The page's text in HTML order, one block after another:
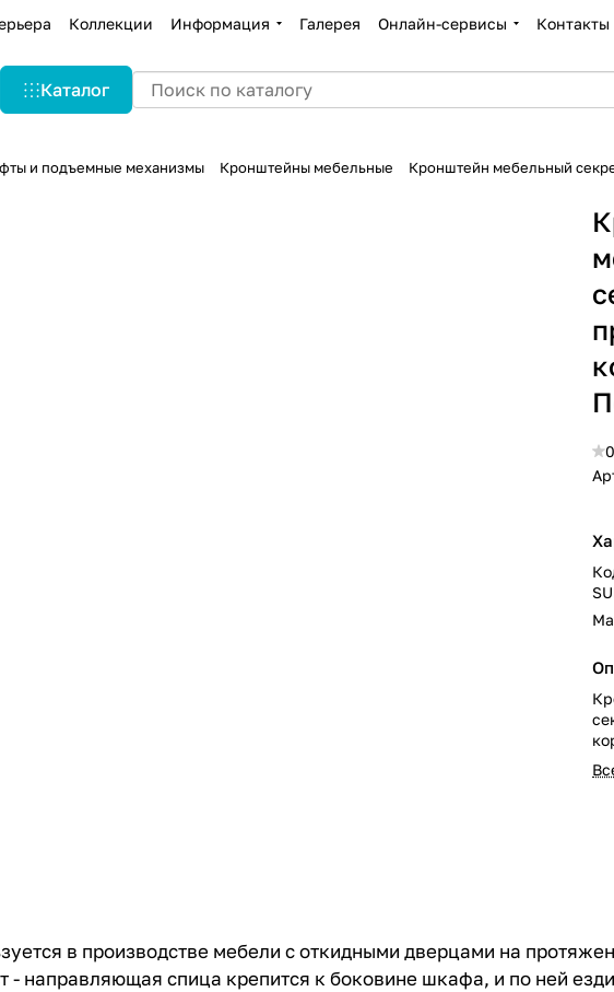
Коллекции Информация Галерея Онлайн-сервисы Контакты
Каталог
и подъемные механизмы Кронштейны мебельные Кронштейн мебельный
0
в производстве мебели с откидными дверцами на
- направляющая спица крепится к боковине шкафа, и по ней